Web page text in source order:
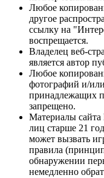
Любое
другое
ссылку на
воспрещается.
Владелец веб-
является автор
Любое
фотографий и/
принадлежащих
запрещено.
Материалы сайта
лиц старше 21
может вызвать
правила
обнаружении
немедленно